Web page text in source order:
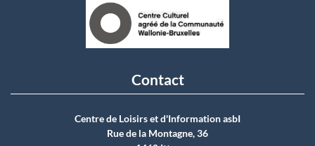
Contact
Centre de Loisirs et d'Information asbI
Rue de la Montagne, 36